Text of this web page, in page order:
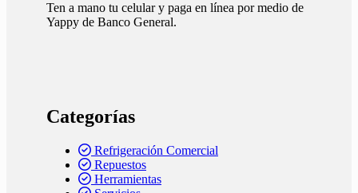
Ten a mano tu celular y paga en línea por medio de
Yappy de Banco General.
Categorías
Refrigeración Comercial
Repuestos
Herramientas